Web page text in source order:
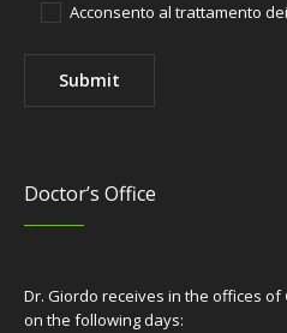
Acconsento al trattamento
Doctor’s Office
Dr. Giordo receives in the offices of
on the following days: